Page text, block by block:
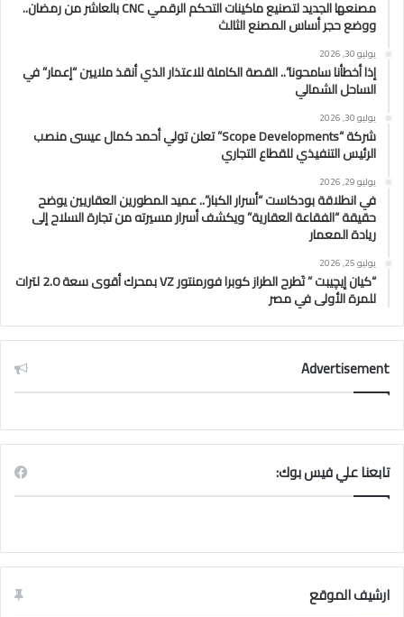
مصنعها الجديد لتصنيع ماكينات التحكم الرقمي CNC بالعاشر من رمضان..
ووضع حجر أساس المصنع الثالث
يوليو 30, 2026
إذا أخطأنا سامحونا”.. القصة الكاملة للاعتذار الذي أنقذ ملايين “إعمار” في
الساحل الشمالي
يوليو 30, 2026
شركة “Scope Developments” تعلن تولي أحمد كمال عيسى منصب
الرئيس التنفيذي للقطاع التجاري
يوليو 29, 2026
في انطلاقة بودكاست “أسرار الكبار”.. عميد المطورين العقاريين يوضح
حقيقة “الفقاعة العقارية” ويكشف أسرار مسيرته من تجارة السلاح إلى
ريادة المعمار
يوليو 25, 2026
“كيان إيچيبت ” تَطرح الطراز كوبرا فورمنتور VZ بمحرك أقوى سعة 2.0 لترات
للمرة الأولى في مصر
Advertisement
تابعنا علي فيس بوك:
ارشيف الموقع